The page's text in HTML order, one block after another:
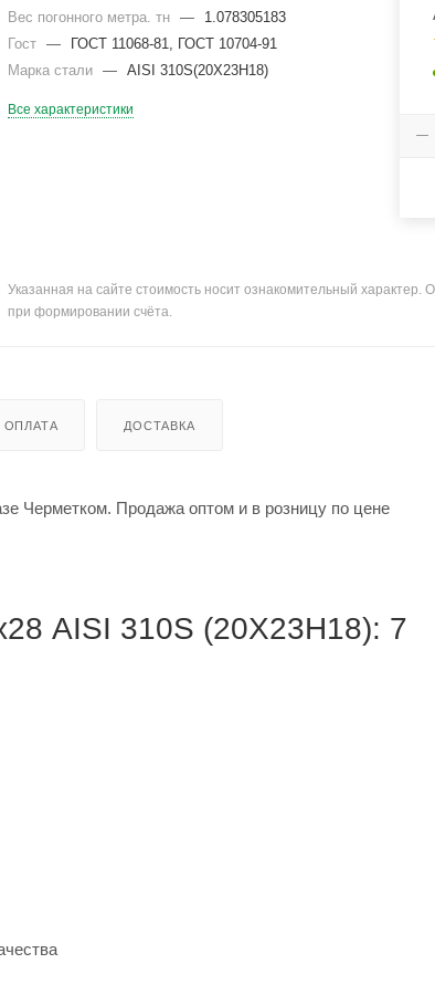
Вес погонного метра. тн
—
1.078305183
Гост
—
ГОСТ 11068-81, ГОСТ 10704-91
Марка стали
— AISI 310S(20Х23Н18)
Все характеристики
Указанная на сайте стоимость носит ознакомительный
при формировании счёта.
ОПЛАТА ДОСТАВКА
Черметком. Продажа оптом и в розницу по цене
AISI 310S (20Х23Н18): 7